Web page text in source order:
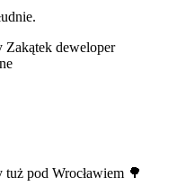
.
Zakątek deweloper
pod Wrocławiem 🌳